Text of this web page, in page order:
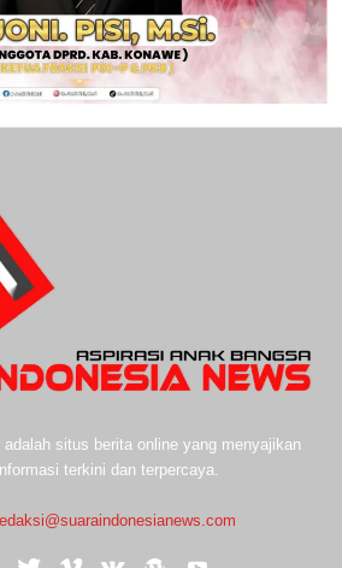
situs berita online yang menyajikan
terkini dan terpercaya.